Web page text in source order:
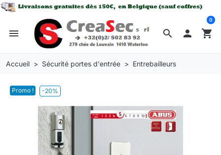
search
menu  shopping_cart
0
Accueil Sécurité portes d'entrée Entrebailleurs
Promo ! -20%